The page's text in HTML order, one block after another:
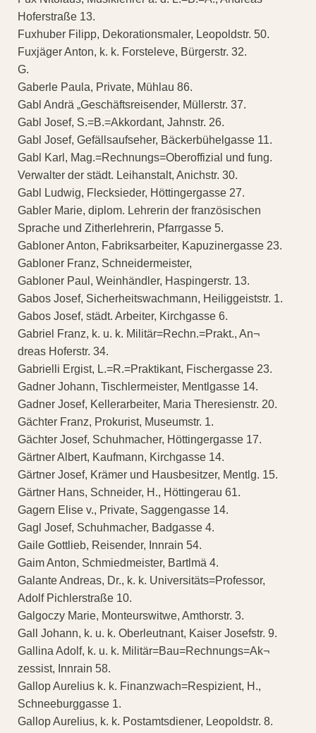
Hoferstraße 13.
Fuxhuber Filipp, Dekorationsmaler, Leopoldstr. 50.
Fuxjäger Anton, k. k. Forsteleve, Bürgerstr. 32.
G.
Gaberle Paula, Private, Mühlau 86.
Gabl Andrä „Geschäftsreisender, Müllerstr. 37.
Gabl Josef, S.=B.=Akkordant, Jahnstr. 26.
Gabl Josef, Gefällsaufseher, Bäckerbühelgasse 11.
Gabl Karl, Mag.=Rechnungs=Oberoffizial und fung.
Verwalter der städt. Leihanstalt, Anichstr. 30.
Gabl Ludwig, Flecksieder, Höttingergasse 27.
Gabler Marie, diplom. Lehrerin der französischen
Sprache und Zitherlehrerin, Pfarrgasse 5.
Gabloner Anton, Fabriksarbeiter, Kapuzinergasse 23.
Gabloner Franz, Schneidermeister,
Gabloner Paul, Weinhändler, Haspingerstr. 13.
Gabos Josef, Sicherheitswachmann, Heiliggeiststr. 1.
Gabos Josef, städt. Arbeiter, Kirchgasse 6.
Gabriel Franz, k. u. k. Militär=Rechn.=Prakt., An¬
dreas Hoferstr. 34.
Gabrielli Ergist, L.=R.=Praktikant, Fischergasse 23.
Gadner Johann, Tischlermeister, Mentlgasse 14.
Gadner Josef, Kellerarbeiter, Maria Theresienstr. 20.
Gächter Franz, Prokurist, Museumstr. 1.
Gächter Josef, Schuhmacher, Höttingergasse 17.
Gärtner Albert, Kaufmann, Kirchgasse 14.
Gärtner Josef, Krämer und Hausbesitzer, Mentlg. 15.
Gärtner Hans, Schneider, H., Höttingerau 61.
Gagern Elise v., Private, Saggengasse 14.
Gagl Josef, Schuhmacher, Badgasse 4.
Gaile Gottlieb, Reisender, Innrain 54.
Gaim Anton, Schmiedmeister, Bartlmä 4.
Galante Andreas, Dr., k. k. Universitäts=Professor,
Adolf Pichlerstraße 10.
Galgoczy Marie, Monteurswitwe, Amthorstr. 3.
Gall Johann, k. u. k. Oberleutnant, Kaiser Josefstr. 9.
Gallina Adolf, k. u. k. Militär=Bau=Rechnungs=Ak¬
zessist, Innrain 58.
Gallop Aurelius k. k. Finanzwach=Respizient, H.,
Schneeburggasse 1.
Gallop Aurelius, k. k. Postamtsdiener, Leopoldstr. 8.